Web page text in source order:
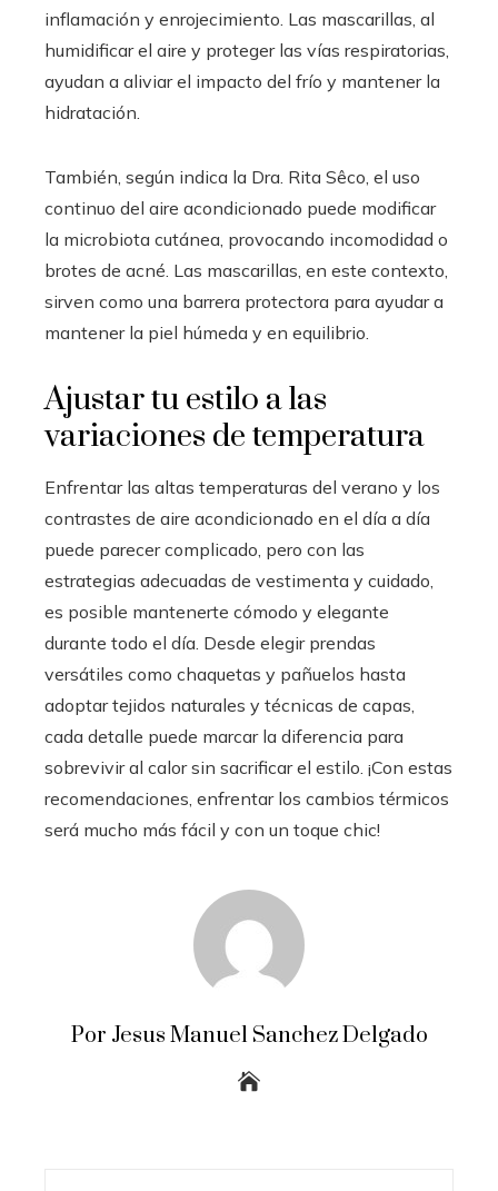
inflamación y enrojecimiento. Las mascarillas, al
humidificar el aire y proteger las vías respiratorias,
ayudan a aliviar el impacto del frío y mantener la
hidratación.
También, según indica la Dra. Rita Sêco, el uso
continuo del aire acondicionado puede modificar
la microbiota cutánea, provocando incomodidad o
brotes de acné. Las mascarillas, en este contexto,
sirven como una barrera protectora para ayudar a
mantener la piel húmeda y en equilibrio.
Ajustar tu estilo a las
variaciones de temperatura
Enfrentar las altas temperaturas del verano y los
contrastes de aire acondicionado en el día a día
puede parecer complicado, pero con las
estrategias adecuadas de vestimenta y cuidado,
es posible mantenerte cómodo y elegante
durante todo el día. Desde elegir prendas
versátiles como chaquetas y pañuelos hasta
adoptar tejidos naturales y técnicas de capas,
cada detalle puede marcar la diferencia para
sobrevivir al calor sin sacrificar el estilo. ¡Con estas
recomendaciones, enfrentar los cambios térmicos
será mucho más fácil y con un toque chic!
Por Jesus Manuel Sanchez Delgado